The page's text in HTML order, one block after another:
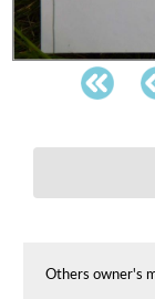
Others owner's